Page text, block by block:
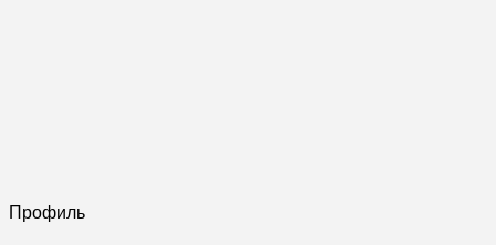
Профиль